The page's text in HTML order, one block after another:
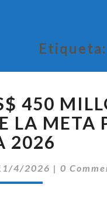
Etiqueta:
BCRA
COMPRÓ
US$
450
MILLONES
Y
450
LA META
2026
4/2026 | 0